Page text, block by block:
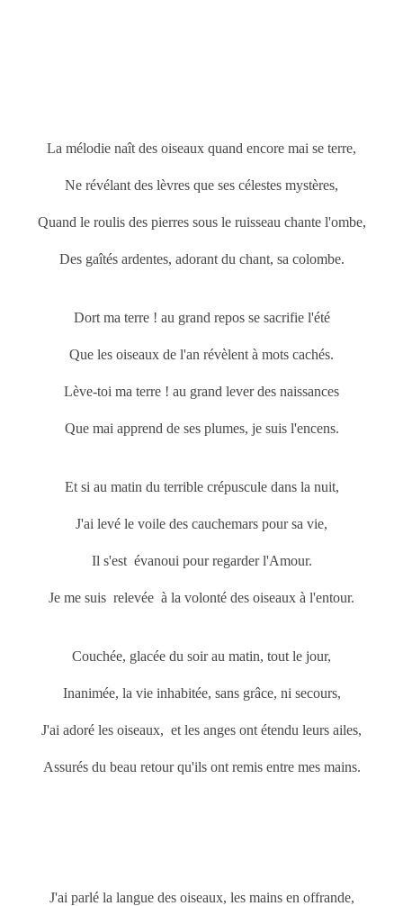
La mélodie naît des oiseaux quand encore mai se terre,
Ne révélant des lèvres que ses célestes mystères,
Quand le roulis des pierres sous le ruisseau chante l'ombe,
Des gaîtés ardentes, adorant du chant, sa colombe.
Dort ma terre ! au grand repos se sacrifie l'été
Que les oiseaux de l'an révèlent à mots cachés.
Lève-toi ma terre ! au grand lever des naissances
Que mai apprend de ses plumes, je suis l'encens.
Et si au matin du terrible crépuscule dans la nuit,
J'ai levé le voile des cauchemars pour sa vie,
Il s'est évanoui pour regarder l'Amour.
Je me suis relevée à la volonté des oiseaux à l'entour.
Couchée, glacée du soir au matin, tout le jour,
Inanimée, la vie inhabitée, sans grâce, ni secours,
J'ai adoré les oiseaux, et les anges ont étendu leurs ailes,
Assurés du beau retour qu'ils ont remis entre mes mains.
J'ai parlé la langue des oiseaux, les mains en offrande,